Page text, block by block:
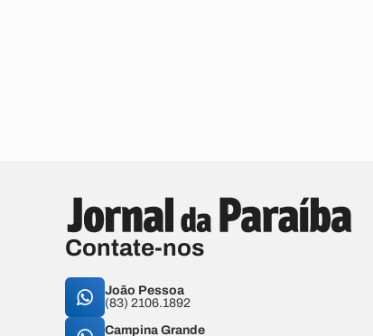
Contate-nos
João Pessoa
(83) 2106.1892
Campina Grande